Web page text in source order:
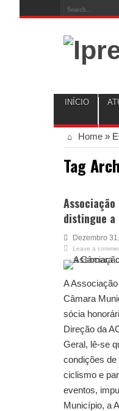
INÍCIO
Home »
Tag
distingue a
Dezembro
Leave a
A
Câmara
sócia
Direção da
Geral, lê-se
condições
ciclismo e
eventos,
Município, a